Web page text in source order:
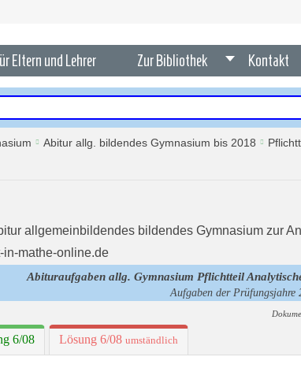
Eltern und Lehrer Zur Bibliothek Kontakt
Abitur allg. bildendes Gymnasium bis 2018
Abituraufgaben allg. Gymnasium Pflichtteil
Aufgaben der Prüfungsjahre
6/08 Lösung 6/08 umständlich